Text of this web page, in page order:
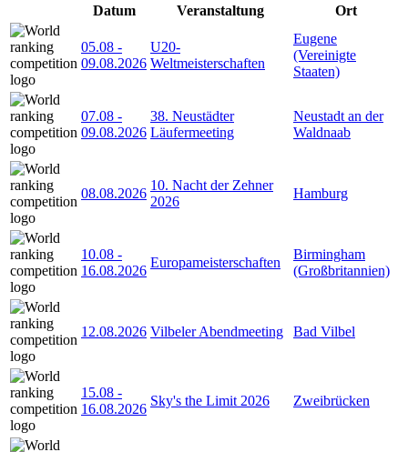
Datum
Veranstaltung Ort
05.08 -
09.08.2026
U20-
Weltmeisterschaften
Eugene
(Vereinigte
Staaten)
07.08 -
09.08.2026
38. Neustädter
Läufermeeting
Neustadt an der
Waldnaab
08.08.2026
10. Nacht der Zehner
2026
Hamburg
10.08 -
16.08.2026
Europameisterschaften
Birmingham
(Großbritannien)
12.08.2026 Vilbeler Abendmeeting Bad Vilbel
15.08 -
16.08.2026
Sky's the Limit 2026 Zweibrücken